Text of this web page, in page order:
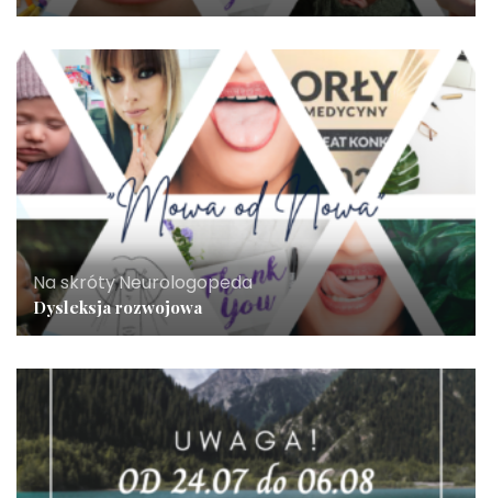
Na skróty,Neurologopeda
Dysleksja rozwojowa